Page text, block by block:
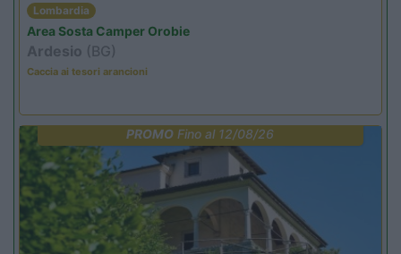
Lombardia
Area Sosta Camper Orobie
Ardesio (BG)
Caccia ai tesori arancioni
PROMO Fino al 12/08/26